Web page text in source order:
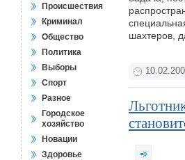
Происшествия
Криминал
Общество
Политика
Выборы
Спорт
Разное
Городское
хозяйство
Новации
Здоровье
шахтеров,